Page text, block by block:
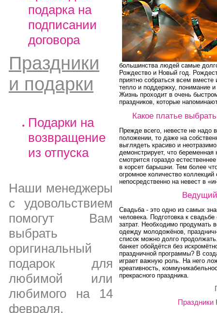
подарка на
подписании
договора
Праздники
и подарки
Подарки на
возвращение
из отпуска
Наши менеджеры
с удовольствием
помогут Вам
выбрать
оригинальный
подарок для
любимой или
любимого на 14
февраля,
большинства людей самые
Рождество и Новый год.
приятно собраться всем
тепло и поддержку, понимание
Жизнь проходит в очень
праздников, которые
Какое платье
Прежде всего, невесте не надо
положении, то даже на
выглядеть красиво и
демонстрирует, что
смотрится гораздо
в корсет барышни. Тем более
огромное количество
непосредственно на невест в
Свадьба - это одно из самых
человека. Подготовка к
затрат. Необходимо продумать
одежду молодожёнов,
список можно долго
банкет обойдётся без
праздничной программы? В
играет важную роль. На него
креативность,
прекрасного праздника.
Праздники